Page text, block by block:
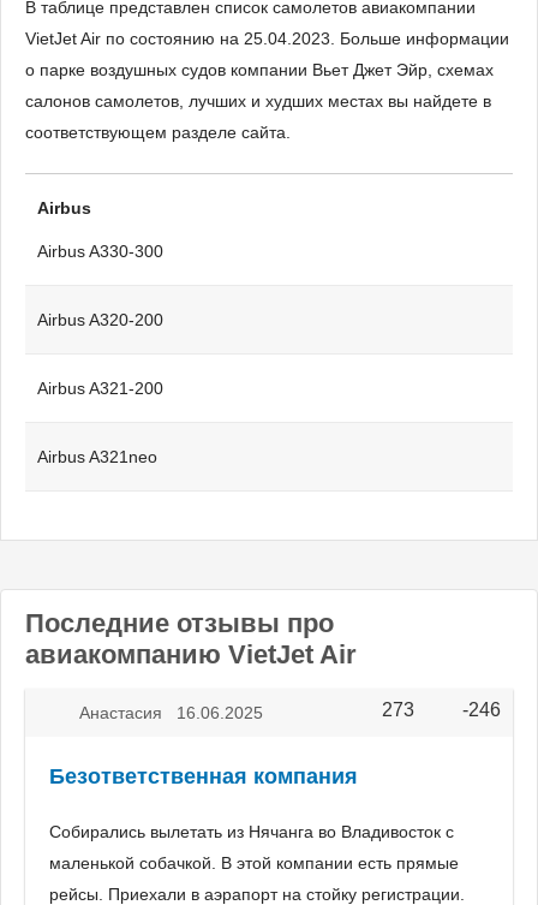
В таблице представлен список самолетов авиакомпании
VietJet Air по состоянию на 25.04.2023. Больше информации
о парке воздушных судов компании Вьет Джет Эйр, схемах
салонов самолетов, лучших и худших местах вы найдете в
соответствующем разделе сайта.
Airbus
Airbus A330-300
Airbus A320-200
Airbus A321-200
Airbus A321neo
Последние отзывы про
авиакомпанию VietJet Air
Анастасия 16.06.2025 Vote up!
273
Vote-246
Безответственная компания
Собирались вылетать из Нячанга во Владивосток с
маленькой собачкой. В этой компании есть прямые
рейсы. Приехали в аэрапорт на стойку регистрации.